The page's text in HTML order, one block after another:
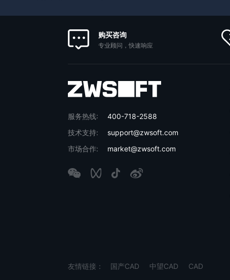
购买咨询
专业顾问，快速响应
服务热线:
400-718-2588
技术支持:
support@zwsoft.com
市场合作:
market@zwsoft.com
友情链接： 国产CAD 中望CAD CAD